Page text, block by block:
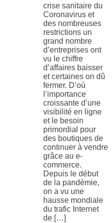
crise sanitaire du
Coronavirus et
des nombreuses
restrictions un
grand nombre
d’entreprises ont
vu le chiffre
d’affaires baisser
et certaines on dû
fermer. D’où
l’importance
croissante d’une
visibilité en ligne
et le besoin
primordial pour
des boutiques de
continuer à vendre
grâce au e-
commerce.
Depuis le début
de la pandémie,
on a vu une
hausse mondiale
du trafic Internet
de […]